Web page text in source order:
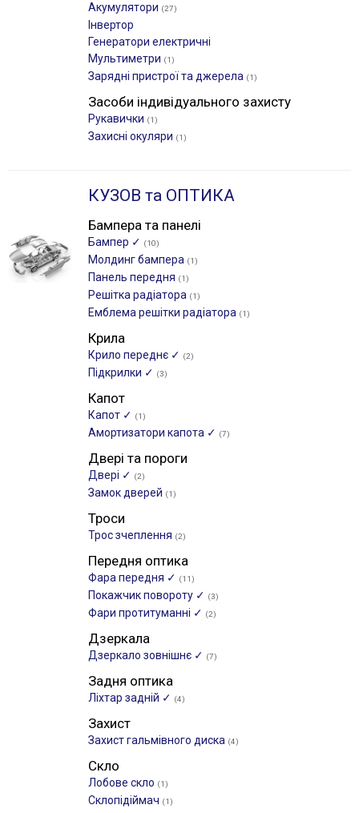
Акумулятори (27)
Інвертор
Генератори електричні
Мультиметри (1)
Зарядні пристрої та джерела (1)
Засоби індивідуального захисту
Рукавички (1)
Захисні окуляри (1)
КУЗОВ та ОПТИКА
Бампера та панелі
Бампер ✓ (10)
Молдинг бампера (1)
Панель передня (1)
Решітка радіатора (1)
Емблема решітки радіатора (1)
Крила
Крило переднє ✓ (2)
Підкрилки ✓ (3)
Капот
Капот ✓ (1)
Амортизатори капота ✓ (7)
Двері та пороги
Двері ✓ (2)
Замок дверей (1)
Троси
Трос зчеплення (2)
Передня оптика
Фара передня ✓ (11)
Покажчик повороту ✓ (3)
Фари протитуманні ✓ (2)
Дзеркала
Дзеркало зовнішнє ✓ (7)
Задня оптика
Ліхтар задній ✓ (4)
Захист
Захист гальмівного диска (4)
Скло
Лобове скло (1)
Склопідіймач (1)